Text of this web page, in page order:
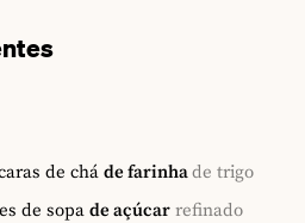
de chá de farinhade trigo
de sopa de açúcar refinado